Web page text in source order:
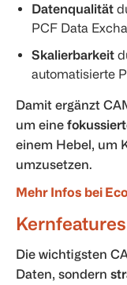
Datenqualität
PCF Data
Skalierbarkeit
automatisierte
Damit ergänzt
um eine
einem Hebel, um
umzusetzen.
Mehr Infos bei
Die wichtigsten
Daten, sondern